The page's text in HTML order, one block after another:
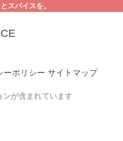
スパイスを。
ーポリシー サイトマップ
が含まれています